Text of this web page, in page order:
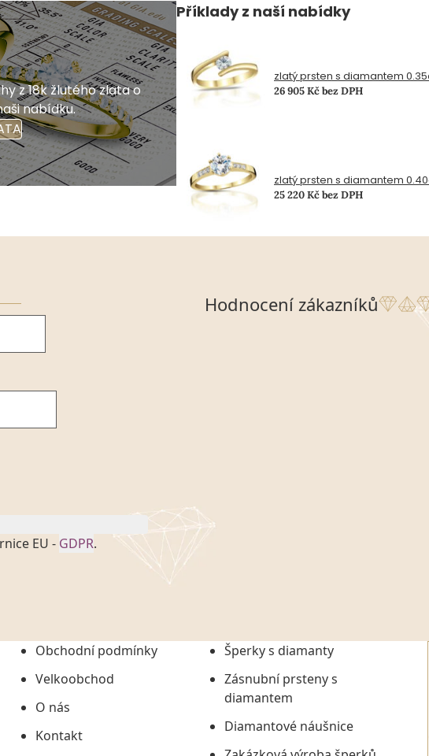
z 18k žlutého zlata o
nabídku.
Příklady z naší nabídky
zlatý prsten s diamantem
26 905 Kč bez DPH
zlatý prsten s diamantem
25 220 Kč bez DPH
EU - GDPR.
č. 101/2000 Sb. v
uchováním veškerých
údajů či jako jeho
informací, nejdéle
Hodnocení zákazníků
Obchodní podmínky
Velkoobchod
O nás
Kontakt
Šperky s diamanty
Zásnubní prsteny s
diamantem
Diamantové náušnice